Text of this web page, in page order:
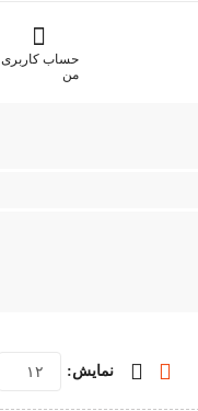
حساب کاربری
من
نمایش: